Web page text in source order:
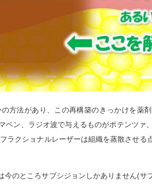
方法があり、この再構築のきっかけを薬
ペン、ラジオ波で与えるものがポテンツァ
ラクショナルレーザーは組織を蒸散させる
のところサブシジョンしかありません(サ